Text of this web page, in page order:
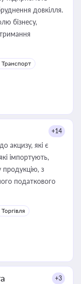
довкілля.
бізнесу,
Транспорт
+14
акцизу, які є
імпортують,
продукцію, з
податкового
Торгівля
+3